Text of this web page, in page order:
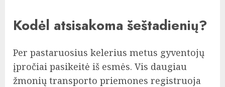
Kodėl atsisakoma šeštadienių?
Per pastaruosius kelerius metus gyventojų
įpročiai pasikeitė iš esmės. Vis daugiau
žmonių transporto priemones registruoja